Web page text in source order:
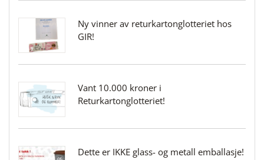
Ny vinner av returkartonglotteriet hos
GIR!
Vant 10.000 kroner i
Returkartonglotteriet!
Dette er IKKE glass- og metall emballasje!